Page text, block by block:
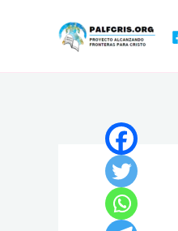
contenido